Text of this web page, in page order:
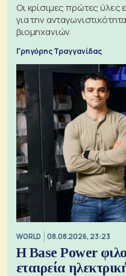
Οι κρίσιμες πρώτες ύλες
για την
βιομηχανιών
Γρηγόρης Τραγγανίδας
WORLD 08.08.2026, 23:23
Η Base Power
εταιρεία